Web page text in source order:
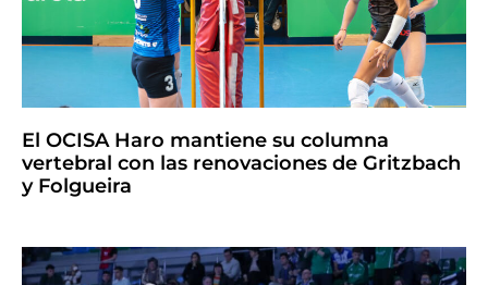
El OCISA Haro mantiene su columna
vertebral con las renovaciones de Gritzbach
y Folgueira